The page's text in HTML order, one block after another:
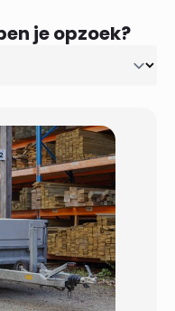
je opzoek?